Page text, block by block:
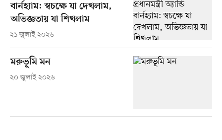
বার্নহ্যাম: স্বচক্ষে যা দেখলাম,
অভিজ্ঞতায় যা শিখলাম
২১ জুলাই ২০২৬
মরুভূমি মন
২০ জুলাই ২০২৬